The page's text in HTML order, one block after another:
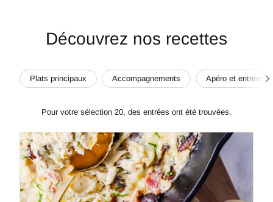
Découvrez nos recettes
Plats principaux Accompagnements Apéro et entrées
Pour votre sélection 20, des entrées ont été trouvées.